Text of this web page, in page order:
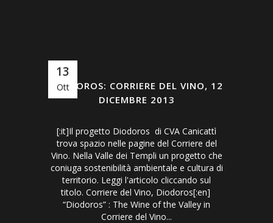
13
Ott
DIODOROS: CORRIERE DEL VINO, 12
DICEMBRE 2013
[:it]Il progetto Diodoros di CVA Canicattì
trova spazio nelle pagine del Corriere del
Vino. Nella Valle dei Templi un progetto che
coniuga sostenibilità ambientale e cultura di
territorio. Leggi l'articolo cliccando sul
titolo. Corriere del Vino, Diodoros[:en]
“Diodoros” : The Wine of the Valley in
Corriere del Vino...